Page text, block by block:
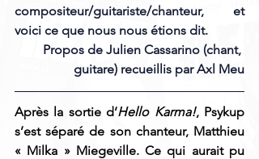
compositeur/guitariste/chanteur, et
voici ce que nous nous étions dit.
Propos de Julien Cassarino (chant,
guitare) recueillis par Axl Meu
Après la sortie d’Hello Karma!, Psykup
s’est séparé de son chanteur, Matthieu
« Milka » Miegeville. Ce qui aurait pu